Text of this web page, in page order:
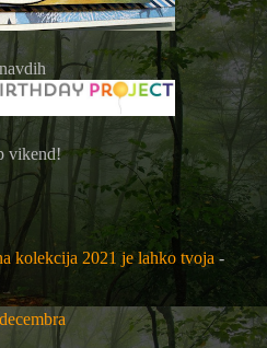
navdih
vikend!
kolekcija 2021 je lahko tvoja -